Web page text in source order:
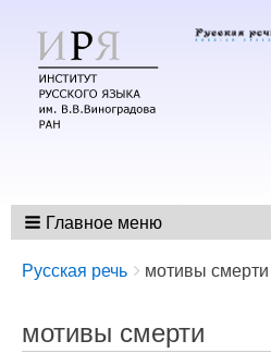
Главное меню
Breadcrumbs
You
here:
Русская речь мотивы смерти
мотивы смерти